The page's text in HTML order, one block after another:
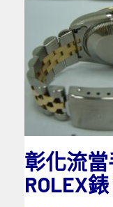
彰化流
ROLEX